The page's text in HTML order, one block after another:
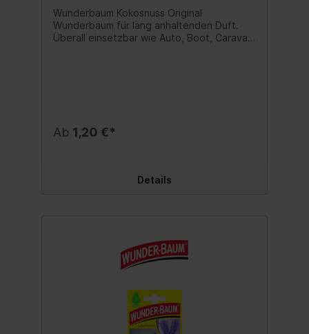
Wunderbaum Kokosnuss Original
Wunderbaum für lang anhaltenden Duft.
Überall einsetzbar wie Auto, Boot, Caravan
Ab 1,20 €*
Details